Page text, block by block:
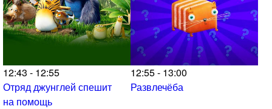
12:43 - 12:55
Отряд джунглей спешит
на помощь
12:55 - 13:00
Развлечёба